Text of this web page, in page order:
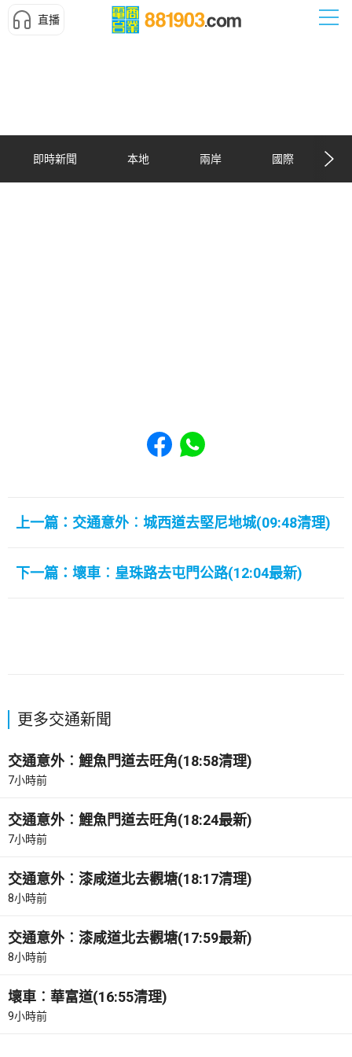
直播
即時新聞 本地 兩岸 國際
Share to Facebook
Share to WhatsApp
上一篇：交通意外︰城西道去堅尼地城(09:48清理)
下一篇：壞車︰皇珠路去屯門公路(12:04最新)
更多交通新聞
交通意外︰鯉魚門道去旺角(18:58清理)
7小時前
交通意外︰鯉魚門道去旺角(18:24最新)
7小時前
交通意外︰漆咸道北去觀塘(18:17清理)
8小時前
交通意外︰漆咸道北去觀塘(17:59最新)
8小時前
壞車︰華富道(16:55清理)
9小時前